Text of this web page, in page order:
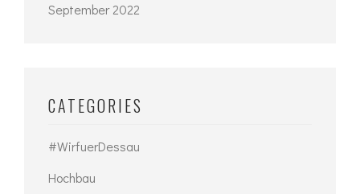
September 2022
CATEGORIES
#WirfuerDessau
Hochbau